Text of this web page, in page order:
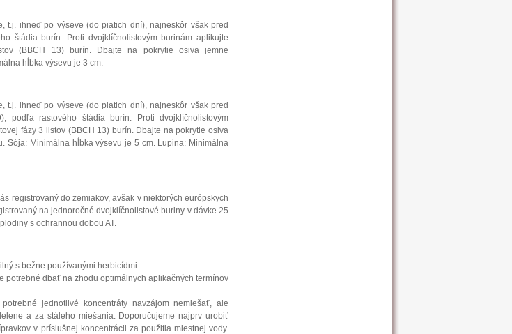
t.j. ihneď po výseve (do piatich dní), najneskôr však pred
štádia burín. Proti dvojklíčnolistovým burinám aplikujte
(BBCH 13) burín. Dbajte na pokrytie osiva jemne
hĺbka výsevu je 3 cm.
t.j. ihneď po výseve (do piatich dní), najneskôr však pred
podľa rastového štádia burín. Proti dvojklíčnolistovým
fázy 3 listov (BBCH 13) burín. Dbajte na pokrytie osiva
Sója: Minimálna hĺbka výsevu je 5 cm. Lupina: Minimálna
registrovaný do zemiakov, avšak v niektorých európskych
na jednoročné dvojklíčnolistové buriny v dávke 25
s ochrannou dobou AT.
s bežne používanými herbicídmi.
potrebné dbať na zhodu optimálnych aplikačných termínov
jednotlivé koncentráty navzájom nemiešať, ale
a za stáleho miešania. Doporučujeme najprv urobiť
v príslušnej koncentrácii za použitia miestnej vody.